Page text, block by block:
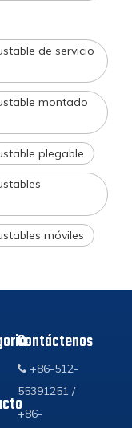
de servicio
montado
plegable
móviles
Contáctenos
 +86-512-
55391251 /
+86-